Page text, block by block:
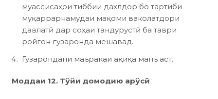
муассисаҳои тиббии дахлдор бо тартиби
муқаррарнамудаи мақоми ваколатдори
давлатӣ дар соҳаи тандурустӣ ба таври
ройгон гузаронда мешавад.
Гузарондани маъракаи ақиқа манъ аст.
Моддаи 12. Тўйи домодию арўсӣ